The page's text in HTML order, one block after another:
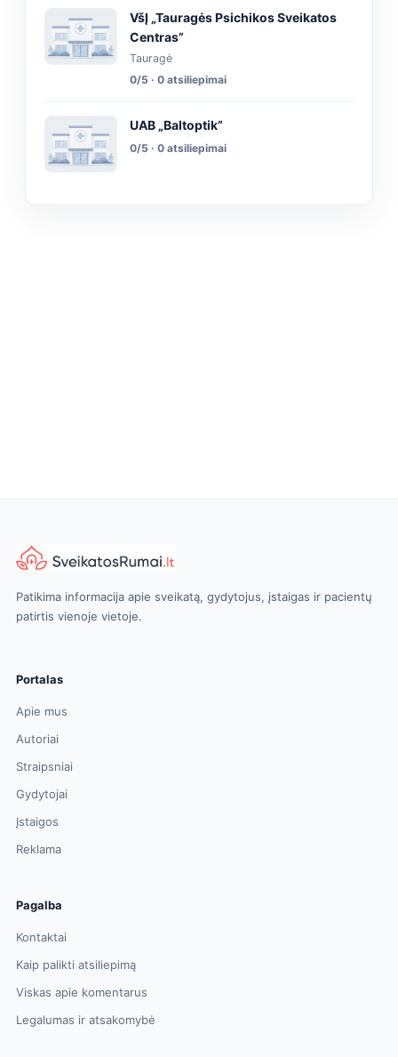
VšĮ „Tauragės Psichikos Sveikatos
Centras”
Tauragė
0/5 · 0 atsiliepimai
UAB „Baltoptik”
0/5 · 0 atsiliepimai
Patikima informacija apie sveikatą, gydytojus, įstaigas ir pacientų
patirtis vienoje vietoje.
Portalas
Apie mus
Autoriai
Straipsniai
Gydytojai
Įstaigos
Reklama
Pagalba
Kontaktai
Kaip palikti atsiliepimą
Viskas apie komentarus
Legalumas ir atsakomybė